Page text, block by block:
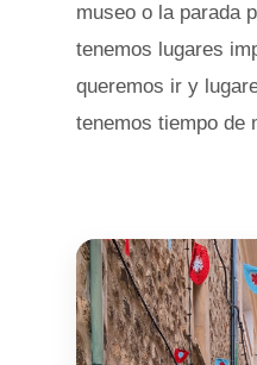
museo o la parada
tenemos lugares
queremos ir y
tenemos tiempo de